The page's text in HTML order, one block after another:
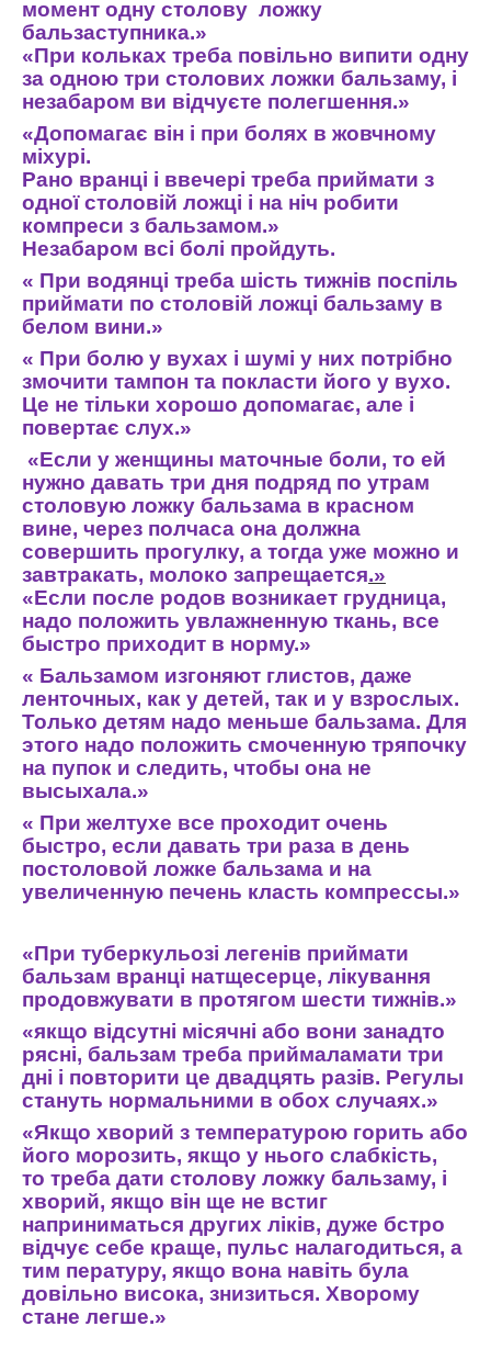
момент одну столову ложку
бальзаступника.»
«При кольках треба повільно випити одну
за одною три столових ложки бальзаму, і
незабаром ви відчуєте полегшення.»
«Допомагає він і при болях в жовчному
міхурі.
Рано вранці і ввечері треба приймати з
одної столовій ложці і на ніч робити
компреси з бальзамом.»
Незабаром всі болі пройдуть.
« При водянці треба шість тижнів поспіль
приймати по столовій ложці бальзаму в
белом вини.»
« При болю у вухах і шумі у них потрібно
змочити тампон та покласти його у вухо.
Це не тільки хорошо допомагає, але і
повертає слух.»
«Если у женщины маточные боли, то ей
нужно давать три дня подряд по утрам
столовую ложку бальзама в красном
вине, через полчаса она должна
совершить прогулку, а тогда уже можно и
завтракать, молоко запрещается.»
«Если после родов возникает грудница,
надо положить увлажненную ткань, все
быстро приходит в норму.»
« Бальзамом изгоняют глистов, даже
ленточных, как у детей, так и у взрослых.
Только детям надо меньше бальзама. Для
этого надо положить смоченную тряпочку
на пупок и следить, чтобы она не
высыхала.»
« При желтухе все проходит очень
быстро, если давать три раза в день
постоловой ложке бальзама и на
увеличенную печень класть компрессы.»
«При туберкульозі легенів приймати
бальзам вранці натщесерце, лікування
продовжувати в протягом шести тижнів.»
«якщо відсутні місячні або вони занадто
рясні, бальзам треба приймаламати три
дні і повторити це двадцять разів. Регулы
стануть нормальними в обох случаях.»
«Якщо хворий з температурою горить або
його морозить, якщо у нього слабкість,
то треба дати столову ложку бальзаму, і
хворий, якщо він ще не встиг
наприниматься других ліків, дуже бстро
відчує себе краще, пульс налагодиться, а
тим пературу, якщо вона навіть була
довільно висока, знизиться. Хворому
стане легше.»